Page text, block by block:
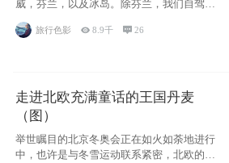
威，芬兰，以及冰岛。除芬兰，我们自驾游
旅行色影 8.9千 26
走进北欧充满童话的王国丹麦
（图）
举世瞩目的北京冬奥会正在如火如荼地进行
中，也许是与冬雪运动联系紧密，北欧的一